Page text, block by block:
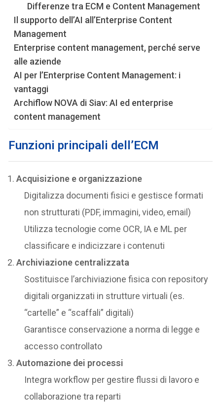
Differenze tra ECM e Content Management
Il supporto dell’AI all’Enterprise Content
Management
Enterprise content management, perché serve
alle aziende
AI per l’Enterprise Content Management: i
vantaggi
Archiflow NOVA di Siav: AI ed enterprise
content management
Funzioni principali dell’ECM
Acquisizione e organizzazione
Digitalizza documenti fisici e gestisce formati
non strutturati (PDF, immagini, video, email)
Utilizza tecnologie come OCR, IA e ML per
classificare e indicizzare i contenuti
Archiviazione centralizzata
Sostituisce l’archiviazione fisica con repository
digitali organizzati in strutture virtuali (es.
“cartelle” e “scaffali” digitali)
Garantisce conservazione a norma di legge e
accesso controllato
Automazione dei processi
Integra workflow per gestire flussi di lavoro e
collaborazione tra reparti